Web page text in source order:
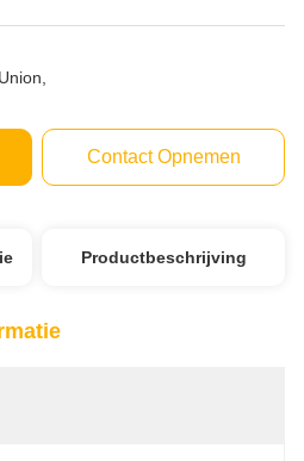
Contact Opnemen
Productbeschrijving